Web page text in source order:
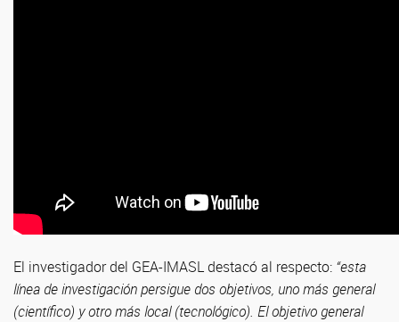
El investigador del GEA-IMASL destacó al respecto: “esta
línea de investigación persigue dos objetivos, uno más general
(científico) y otro más local (tecnológico). El objetivo general